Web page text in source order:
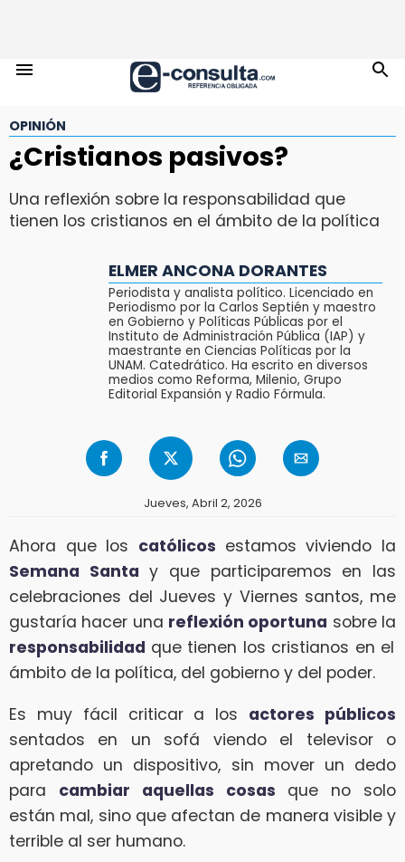
OPINIÓN
¿Cristianos pasivos?
Una reflexión sobre la responsabilidad que
tienen los cristianos en el ámbito de la política
ELMER ANCONA DORANTES
Periodista y analista político. Licenciado en
Periodismo por la Carlos Septién y maestro
en Gobierno y Políticas Públicas por el
Instituto de Administración Pública (IAP) y
maestrante en Ciencias Políticas por la
UNAM. Catedrático. Ha escrito en diversos
medios como Reforma, Milenio, Grupo
Editorial Expansión y Radio Fórmula.
Jueves, Abril 2, 2026
Ahora que los católicos estamos viviendo la
Semana Santa y que participaremos en las
celebraciones del Jueves y Viernes santos, me
gustaría hacer una reflexión oportuna sobre la
responsabilidad que tienen los cristianos en el
ámbito de la política, del gobierno y del poder.
Es muy fácil criticar a los actores públicos
sentados en un sofá viendo el televisor o
apretando un dispositivo, sin mover un dedo
para cambiar aquellas cosas que no solo
están mal, sino que afectan de manera visible y
terrible al ser humano.